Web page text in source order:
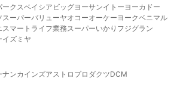
ークスベイシア ビッグヨーサンイトーヨーカドー
スーパーバリューヤオコーオーケー ヨークベニマル
スマート ライフ業務スーパーいかり フジグラン
イズミヤ
ナンカインズアストロプロダクツDCM